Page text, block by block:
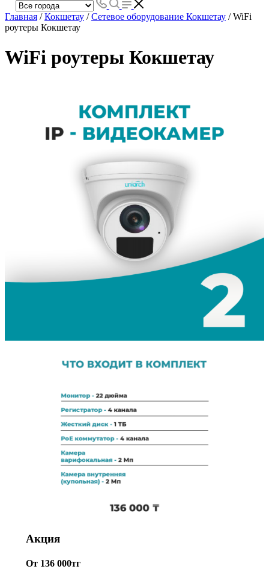
Главная /Кокшетау /Сетевое оборудование Кокшетау / WiFi
роутеры Кокшетау
WiFi роутеры Кокшетау
Акция
От 136 000тг